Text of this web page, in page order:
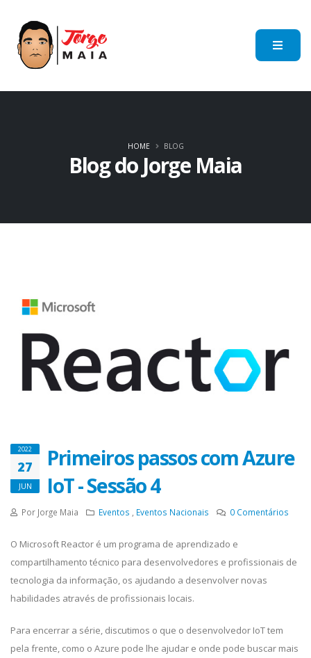
Blog do Jorge Maia
HOME BLOG
2022
27
JUN
Primeiros passos com Azure
IoT - Sessão 4
Por Jorge Maia Eventos , Eventos Nacionais 0 Comentários
O Microsoft Reactor é um programa de aprendizado e
compartilhamento técnico para desenvolvedores e profissionais de
tecnologia da informação, os ajudando a desenvolver novas
habilidades através de profissionais locais.
Para encerrar a série, discutimos o que o desenvolvedor IoT tem
pela frente, como o Azure pode lhe ajudar e onde pode buscar mais